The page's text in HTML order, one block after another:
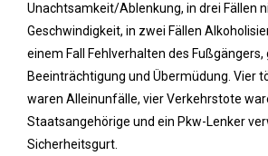
Unachtsamkeit/Ablenkung, in drei Fällen
Geschwindigkeit, in zwei Fällen
einem Fall Fehlverhalten des
Beeinträchtigung und Übermüdung. Vier
waren Alleinunfälle, vier Verkehrstote
Staatsangehörige und ein Pkw-Lenker
Sicherheitsgurt.